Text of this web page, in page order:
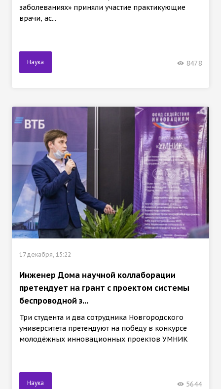
заболеваниях» приняли участие практикующие
врачи, ас...
Наука 8478
17 декабря, 15:22
Инженер Дома научной коллаборации
претендует на грант с проектом системы
беспроводной з...
Три студента и два сотрудника Новгородского
университета претендуют на победу в конкурсе
молодёжных инновационных проектов УМНИК
Наука 5644